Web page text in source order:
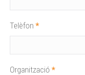
Telèfon *
Organització *